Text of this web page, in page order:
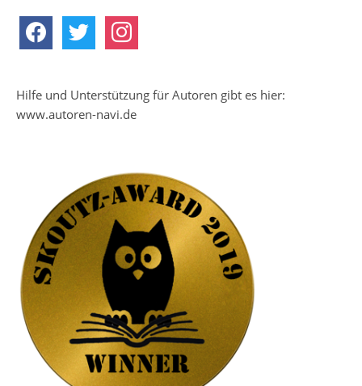
facebook twitter instagram
Hilfe und Unterstützung für Autoren gibt es hier:
www.autoren-navi.de